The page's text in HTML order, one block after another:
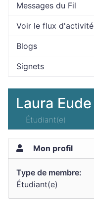
Messages du Fil
Voir le flux d'activité
Blogs
Signets
Laura Eude
Étudiant(e)
Mon profil
Type de membre:
Étudiant(e)